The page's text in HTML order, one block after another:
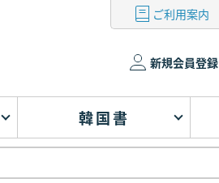
ご利用案内
新規会員登録
韓国書